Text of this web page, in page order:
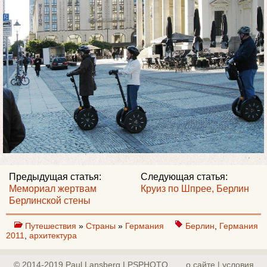
Следующая статья:
Круиз по Шпрее, Берлин
Предыдущая статья:
Мемориал жертвам
Берлинской стены
Путешествия » Страны » Германия Берлин
Германия
2011
архитектура
© 2014-2019 Paul Lansberg LPSPHOTO о сайте | yсловия